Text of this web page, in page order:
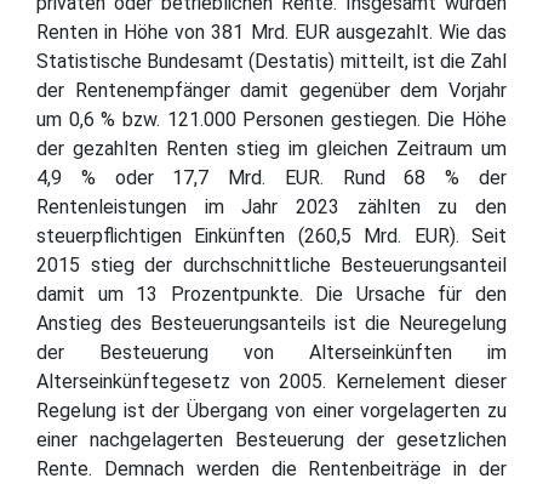
Renten in Höhe von 381 Mrd. EUR ausgezahlt. Wie das
Statistische Bundesamt (Destatis) mitteilt, ist die Zahl
der Rentenempfänger damit gegenüber dem Vorjahr
um 0,6 % bzw. 121.000 Personen gestiegen. Die Höhe
der gezahlten Renten stieg im gleichen Zeitraum um
4,9 % oder 17,7 Mrd. EUR. Rund 68 % der
Rentenleistungen im Jahr 2023 zählten zu den
steuerpflichtigen Einkünften (260,5 Mrd. EUR). Seit
2015 stieg der durchschnittliche Besteuerungsanteil
damit um 13 Prozentpunkte. Die Ursache für den
Anstieg des Besteuerungsanteils ist die Neuregelung
der Besteuerung von Alterseinkünften im
Alterseinkünftegesetz von 2005. Kernelement dieser
Regelung ist der Übergang von einer vorgelagerten zu
einer nachgelagerten Besteuerung der gesetzlichen
Rente. Demnach werden die Rentenbeiträge in der